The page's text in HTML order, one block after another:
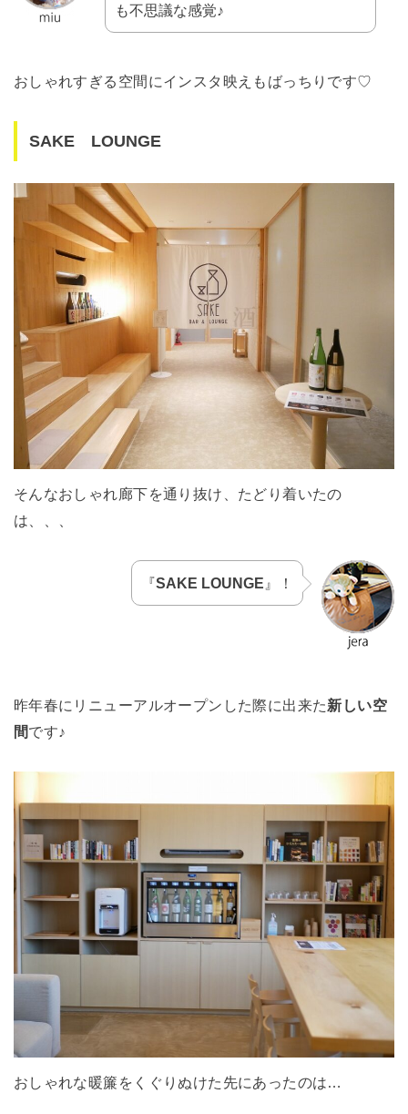
も不思議な感覚♪
おしゃれすぎる空間にインスタ映えもばっちりです♡
SAKE LOUNGE
そんなおしゃれ廊下を通り抜け、たどり着いたの
は、、、
『SAKE LOUNGE 』！
昨年春にリニューアルオープンした際に出来た新しい空
間です♪
おしゃれな暖簾をくぐりぬけた先にあったのは…